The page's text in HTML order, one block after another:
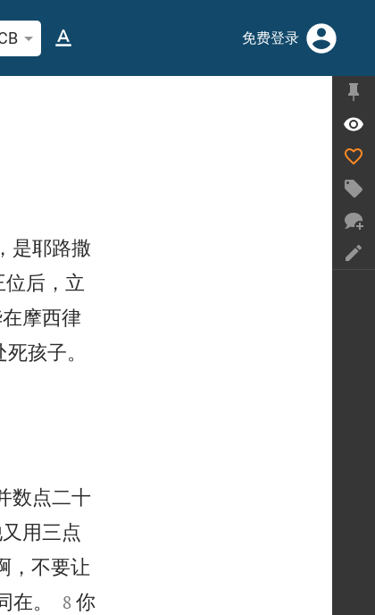
经文或单词
免费登录
是耶路撒
后，立
摩西律
孩子。
数点二十
用三点
，不要让
。


8 你